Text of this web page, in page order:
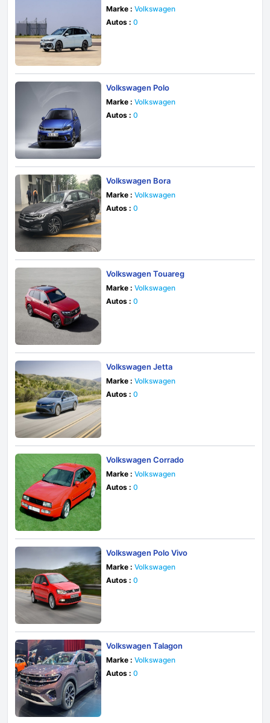
Marke : Volkswagen
Autos : 0
Volkswagen Polo
Marke : Volkswagen
Autos : 0
Volkswagen Bora
Marke : Volkswagen
Autos : 0
Volkswagen Touareg
Marke : Volkswagen
Autos : 0
Volkswagen Jetta
Marke : Volkswagen
Autos : 0
Volkswagen Corrado
Marke : Volkswagen
Autos : 0
Volkswagen Polo Vivo
Marke : Volkswagen
Autos : 0
Volkswagen Talagon
Marke : Volkswagen
Autos : 0